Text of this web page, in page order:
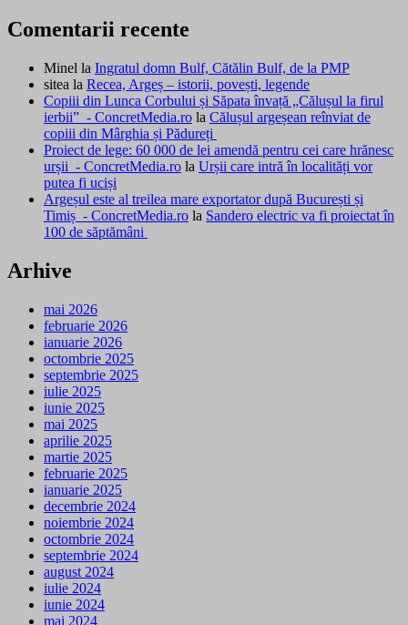
Comentarii recente
Minel la Ingratul domn Bulf, Cătălin Bulf, de la PMP
sitea la Recea, Argeș – istorii, povești, legende
Copiii din Lunca Corbului și Săpata învață „Călușul la firul
ierbii” - ConcretMedia.ro la Călușul argeșean reînviat de
copiii din Mârghia și Pădureți
Proiect de lege: 60 000 de lei amendă pentru cei care hrănesc
urșii - ConcretMedia.ro la Urșii care intră în localități vor
putea fi uciși
Argeșul este al treilea mare exportator după București și
Timiș - ConcretMedia.ro la Sandero electric va fi proiectat în
100 de săptămâni
Arhive
mai 2026
februarie 2026
ianuarie 2026
octombrie 2025
septembrie 2025
iulie 2025
iunie 2025
mai 2025
aprilie 2025
martie 2025
februarie 2025
ianuarie 2025
decembrie 2024
noiembrie 2024
octombrie 2024
septembrie 2024
august 2024
iulie 2024
iunie 2024
mai 2024